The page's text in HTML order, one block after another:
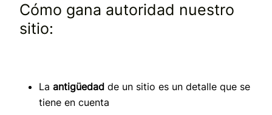
Cómo gana autoridad nuestro
sitio:
La antigüedad de un sitio es un detalle que se
tiene en cuenta